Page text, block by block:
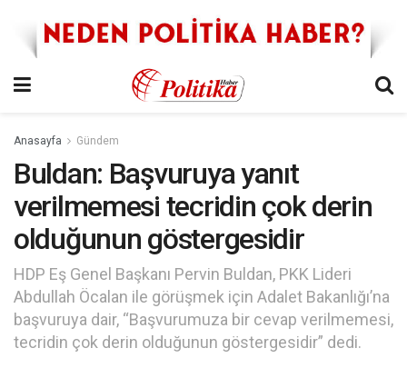
Anasayfa Gündem
Buldan: Başvuruya yanıt
verilmemesi tecridin çok derin
olduğunun göstergesidir
HDP Eş Genel Başkanı Pervin Buldan, PKK Lideri
Abdullah Öcalan ile görüşmek için Adalet Bakanlığı’na
başvuruya dair, “Başvurumuza bir cevap verilmemesi,
tecridin çok derin olduğunun göstergesidir” dedi.